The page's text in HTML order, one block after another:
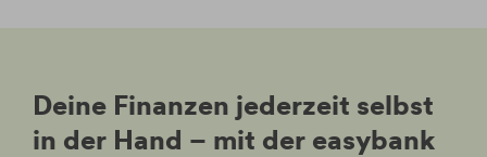
Deine Finanzen jederzeit selbst
in der Hand – mit der easybank